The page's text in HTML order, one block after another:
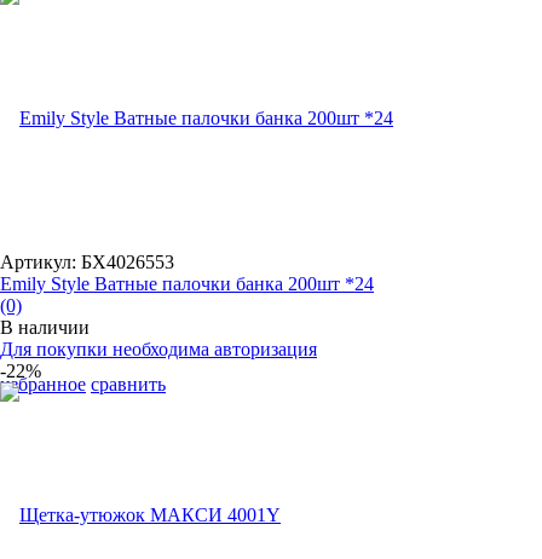
избранное сравнить
Артикул: БХ4026553
Emily Style Ватные палочки банка 200шт *24
(0)
В наличии
Для покупки необходима авторизация
-22%